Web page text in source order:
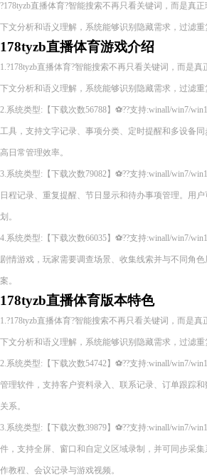
?178tyzb直播体育?智能搜索不再只看关键词，而是真
下文分析和语义理解，系统能够识别隐藏需求，过滤
178tyzb直播体育游戏介绍
1.?178tyzb直播体育?智能搜索不再只看关键词，而是真
下文分析和语义理解，系统能够识别隐藏需求，过滤
2.系统类型:【下载次数56788】⚽??支持:winall/win7/
工具，支持文字记录、事项分类、定时提醒和多设备
高日常管理效率。
3.系统类型:【下载次数79082】⚽??支持:winall/win7/
日程记录、重复提醒、节日显示和待办事项管理。用
划。
4.系统类型:【下载次数66035】⚽??支持:winall/win7/
剧情游戏，玩家需要调查场景、收集线索并与不同角
案。
178tyzb直播体育版本特色
1.?178tyzb直播体育?智能搜索不再只看关键词，而是真
下文分析和语义理解，系统能够识别隐藏需求，过滤
2.系统类型:【下载次数54742】⚽??支持:winall/win7/
管理软件，支持客户资料录入、联系记录、订单跟踪
关系。
3.系统类型:【下载次数39879】⚽??支持:winall/win7/
件，支持全屏、窗口和自定义区域录制，并可同步采
作教程、会议记录与游戏视频。